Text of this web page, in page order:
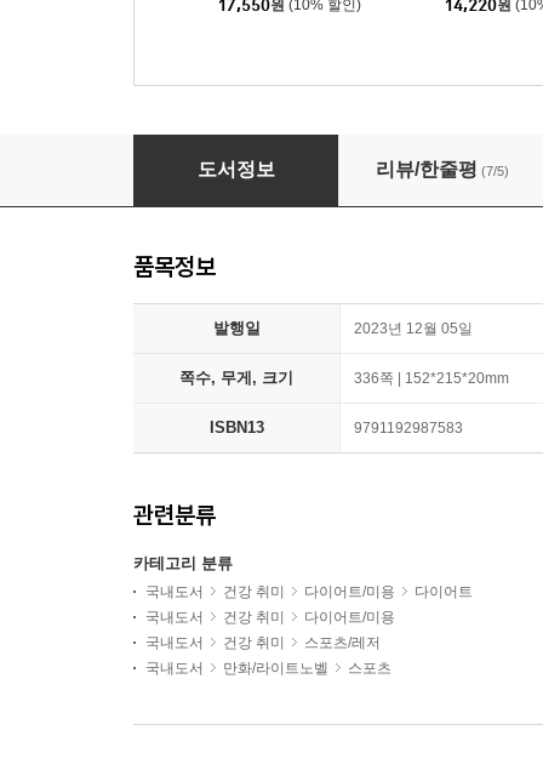
17,550원 (10% 할인) 14,220원
Let's 주짓수
도서정보 리뷰/한줄평 (7/5)
품목정보
발행일 2023년 12월 05일
쪽수, 무게, 크기 336쪽 | 152*215*20mm
ISBN13 9791192987583
관련분류
카테고리 분류
국내도서 건강 취미 다이어트/미용
다이어트
국내도서
건강 취미
다이어트/미용
국내도서
건강 취미
스포츠/레저
국내도서
만화/라이트노벨 스포츠